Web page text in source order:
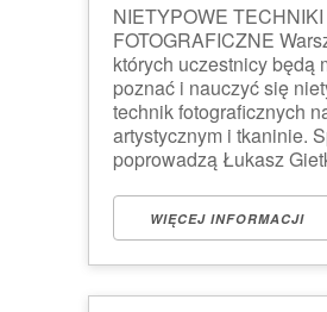
NIETYPOWE TECHNIKI
FOTOGRAFICZNE
których uczestnicy będą
poznać i nauczyć się
technik fotograficznych
artystycznym i tkaninie.
poprowadzą Łukasz
WIĘCEJ INFORMACJI